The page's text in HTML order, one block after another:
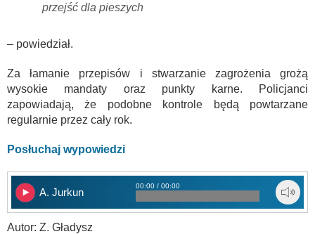
przejść dla pieszych
– powiedział.
Za łamanie przepisów i stwarzanie zagrożenia grożą
wysokie mandaty oraz punkty karne. Policjanci
zapowiadają, że podobne kontrole będą powtarzane
regularnie przez cały rok.
Posłuchaj wypowiedzi
A. Jurkun
00:00 / 00:00
Autor: Z. Gładysz